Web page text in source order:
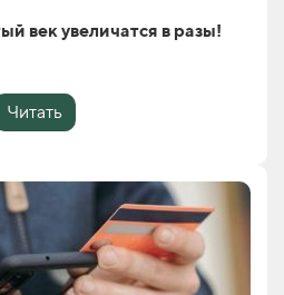
век увеличатся в разы!
Читать